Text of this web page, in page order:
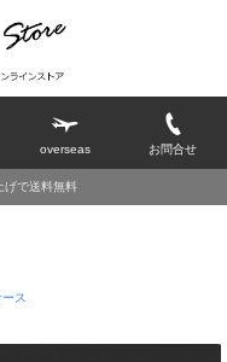
overseas お問合せ
げで送料無料
ス